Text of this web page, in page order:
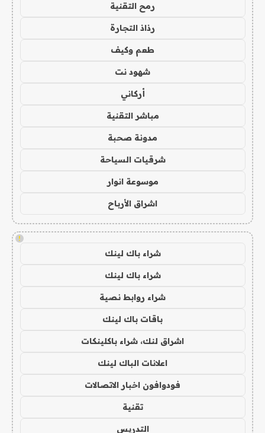
رمح التقنية
رذاذ التجارة
طعم وكيف
شهود نت
أركاني
مباشر التقنية
مدونة صحبة
شرقيات السياحة
موسوعة انوار
اشراق الأرباح
!
شراء باك لينك
شراء باك لينك
شراء روابط نصية
باقات باك لينك
اشراق لنك، شراء باكلينكات
اعلانات الباك لينك
فودوافون اخبار الاتصالات
تقنية
التدريس